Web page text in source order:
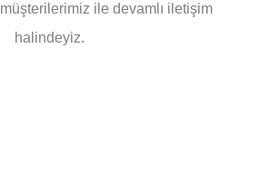
ile devamlı iletişim
halindeyiz.